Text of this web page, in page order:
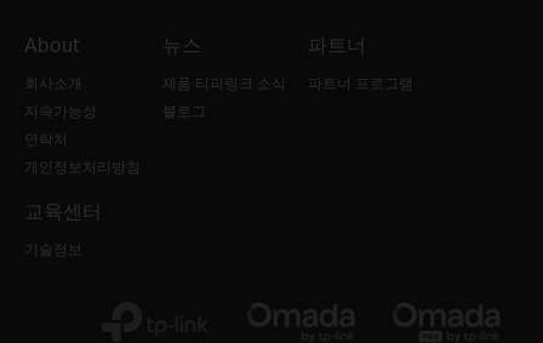
About
회사소개
지속가능성
연락처
개인정보처리방침
뉴스
제품·티피링크 소식
블로그
파트너
파트너 프로그램
교육센터
기술정보